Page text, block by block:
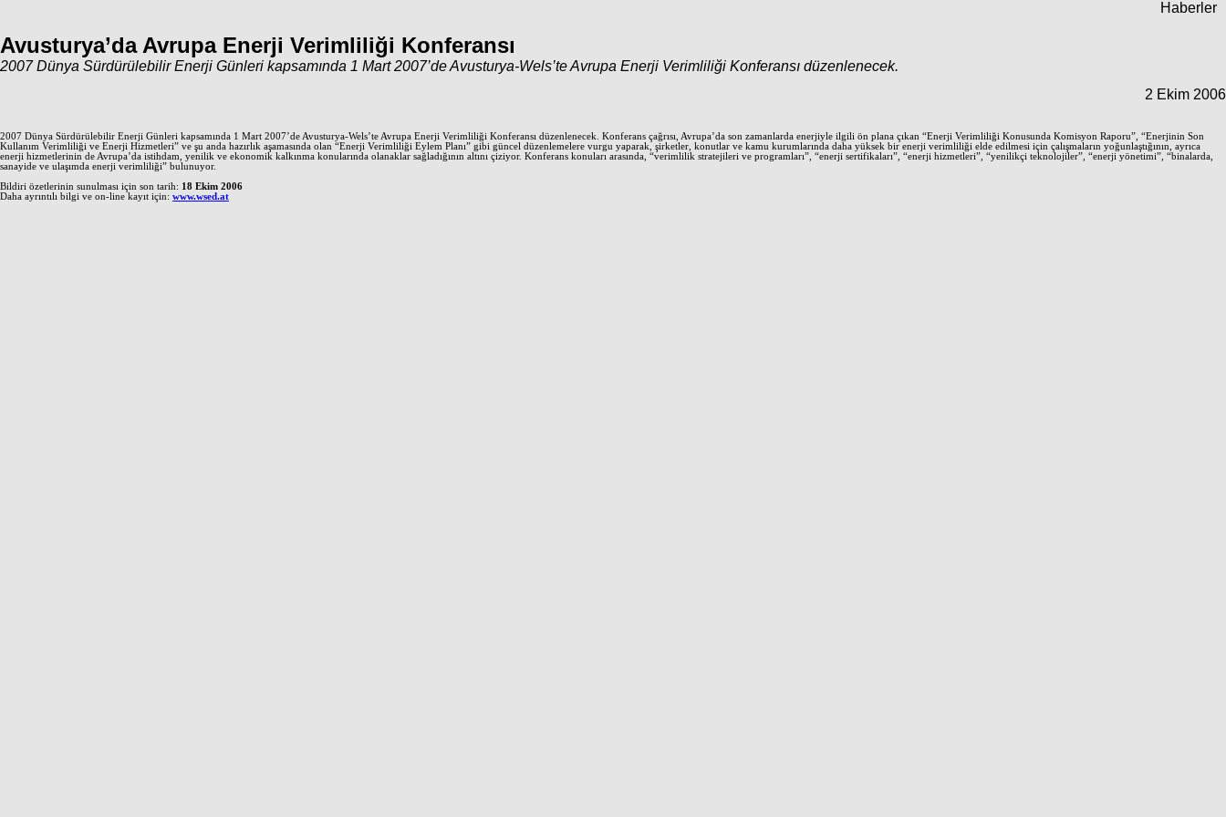
Haberler
Avusturya’da Avrupa Enerji Verimliliği Konferansı
2007 Dünya Sürdürülebilir Enerji Günleri kapsamında 1 Mart 2007’de Avusturya-Wels’te Avrupa Enerji Verimliliği Konferansı düzenlenecek.
2 Ekim 2006
2007 Dünya Sürdürülebilir Enerji Günleri kapsamında 1 Mart 2007’de Avusturya-Wels’te Avrupa Enerji Verimliliği Konferansı düzenlenecek. Konferans çağrısı, Avrupa’da son zamanlarda enerjiyle ilgili ön plana çıkan “Enerji Verimliliği Konusunda Komisyon Raporu”, “Enerjinin Son
Kullanım Verimliliği ve Enerji Hizmetleri” ve şu anda hazırlık aşamasında olan “Enerji Verimliliği Eylem Planı” gibi güncel düzenlemelere vurgu yaparak, şirketler, konutlar ve kamu kurumlarında daha yüksek bir enerji verimliliği elde edilmesi için çalışmaların yoğunlaştığının, ayrıca
enerji hizmetlerinin de Avrupa’da istihdam, yenilik ve ekonomik kalkınma konularında olanaklar sağladığının altını çiziyor. Konferans konuları arasında, “verimlilik stratejileri ve programları”, “enerji sertifikaları”, “enerji hizmetleri”, “yenilikçi teknolojiler”, “enerji yönetimi”, “binalarda,
sanayide ve ulaşımda enerji verimliliği” bulunuyor.
Bildiri özetlerinin sunulması için son tarih: 18 Ekim 2006
Daha ayrıntılı bilgi ve on-line kayıt için: www.wsed.at